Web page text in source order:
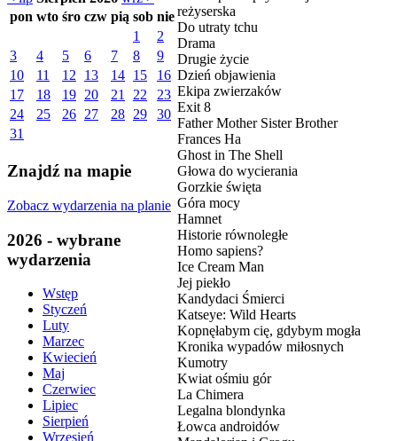
pon wto śro czw pią sob nie
1
2
3
4 5 6 7 8
9
10
11 12 13 14 15
16
17
18 19 20 21 22
23
24
25 26 27 28 29
30
31
Znajdź na mapie
Zobacz wydarzenia na planie
2026 - wybrane
wydarzenia
Wstęp
Styczeń
Luty
Marzec
Kwiecień
Maj
Czerwiec
Lipiec
Sierpień
Wrzesień
reżyserska
Do utraty tchu
Drama
Drugie życie
Dzień objawienia
Ekipa zwierzaków
Exit 8
Father Mother Sister Brother
Frances Ha
Ghost in The Shell
Głowa do wycierania
Gorzkie święta
Góra mocy
Hamnet
Historie równoległe
Homo sapiens?
Ice Cream Man
Jej piekło
Kandydaci Śmierci
Katseye: Wild Hearts
Kopnęłabym cię, gdybym mogła
Kronika wypadów miłosnych
Kumotry
Kwiat ośmiu gór
La Chimera
Legalna blondynka
Łowca androidów